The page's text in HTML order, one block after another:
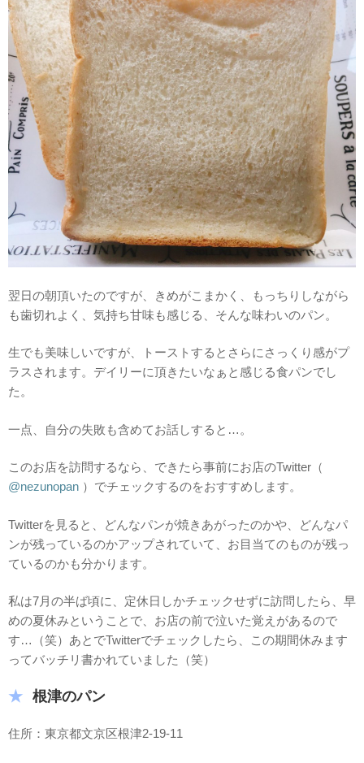
翌日の朝頂いたのですが、きめがこまかく、もっちりしながら
も歯切れよく、気持ち甘味も感じる、そんな味わいのパン。
生でも美味しいですが、トーストするとさらにさっくり感がプ
ラスされます。デイリーに頂きたいなぁと感じる食パンでし
た。
一点、自分の失敗も含めてお話しすると…。
このお店を訪問するなら、できたら事前にお店のTwitter（
@nezunopan ）でチェックするのをおすすめします。
Twitterを見ると、どんなパンが焼きあがったのかや、どんなパ
ンが残っているのかアップされていて、お目当てのものが残っ
ているのかも分かります。
私は7月の半ば頃に、定休日しかチェックせずに訪問したら、早
めの夏休みということで、お店の前で泣いた覚えがあるので
す…（笑）あとでTwitterでチェックしたら、この期間休みます
ってバッチリ書かれていました（笑）
根津のパン
住所：東京都文京区根津2-19-11